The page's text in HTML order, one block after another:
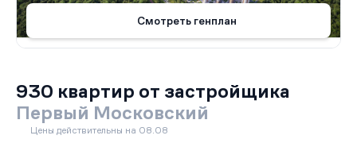
Смотреть генплан
930 квартир от застройщика
Первый Московский
Цены действительны на 08.08